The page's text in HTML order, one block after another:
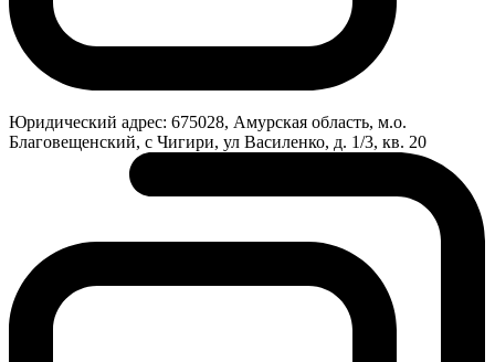
Юридический адрес: 675028, Амурская область, м.о.
Благовещенский, с Чигири, ул Василенко, д. 1/3, кв. 20